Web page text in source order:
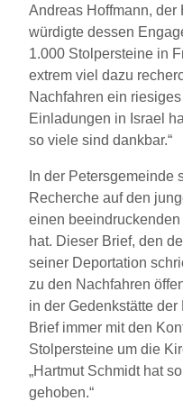
Andreas Hoffmann, der
würdigte dessen
1.000 Stolpersteine in
extrem viel dazu
Nachfahren ein
Einladungen in Israel
so viele sind dankbar.“
In der Petersgemeinde
Recherche auf den
einen
hat. Dieser Brief, den
seiner Deportation
zu den Nachfahren
in der Gedenkstätte der
Brief immer mit den
Stolpersteine um die
„Hartmut Schmidt hat
gehoben.“